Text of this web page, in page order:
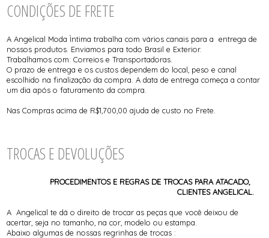
CONDIÇÕES DE FRETE
A Angelical Moda Ìntima trabalha com vários canais para a entrega de
nossos produtos. Enviamos para todo Brasil e Exterior.
Trabalhamos com: Correios e Transportadoras.
O prazo de entrega e os custos dependem do local, peso e canal
escolhido na finalização da compra. A data de entrega começa a contar
um dia após o faturamento da compra.
Nas Compras acima de R$1,700,00 ajuda de custo no Frete.
TROCAS E DEVOLUÇÕES
PROCEDIMENTOS E REGRAS DE TROCAS PARA ATACADO,
CLIENTES ANGELICAL.
A Angelical te dá o direito de trocar as peças que você deixou de
acertar, seja no tamanho, na cor, modelo ou estampa.
Abaixo algumas de nossas regrinhas de trocas :